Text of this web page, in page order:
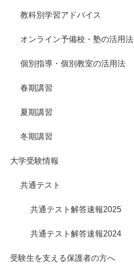
教科別学習アドバイス
オンライン予備校・塾の活用法
個別指導・個別教室の活用法
春期講習
夏期講習
冬期講習
大学受験情報
共通テスト
共通テスト解答速報2025
共通テスト解答速報2024
受験生を支える保護者の方へ